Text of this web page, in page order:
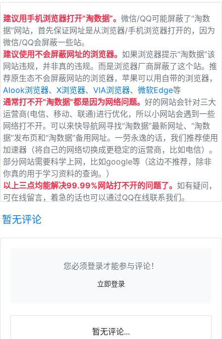
建议用手机浏览器打开“淘数据”。 微信/QQ可能屏蔽了“淘数
据”网站，首先保证网址是从浏览器/手机浏览器打开的，因为
微信/QQ会屏蔽一些站。
建议使用不会屏蔽网址的浏览器。 如果浏览器提示“淘数据”该
网站违规，并非真的违规。而是浏览器厂商屏蔽了这个站。推
荐原生态不会屏蔽网站的浏览器，苹果可以用自带的浏览器，
Alook浏览器、 X浏览器、 VIA浏览器、 微软Edge等
通常打不开“淘数据”都是因为网络问题。 好的网站会针对三大
运营商(电信、移动、联通)进行优化，所以小网站会遇到一些
网络打不开。可以来快导航网寻找“淘数据”最新网址、“淘数
据”发布页和“淘数据”备用网址。一劳永逸的话，我们推荐使用
加速器（将自己的网络切换成更稳定的运营商，比如电信）。
部分网站需要科学上网，比如google等（这边不推荐，除非
你真的用于学习资料的查询。）
以上三点均能解决99.99%网站打不开的问题了。 如有疑问，
可在线留言，着急的话也可以通过QQ在线联系我们。
暂无评论
您必须登录才能参与评论！
立即登录
暂无评论...